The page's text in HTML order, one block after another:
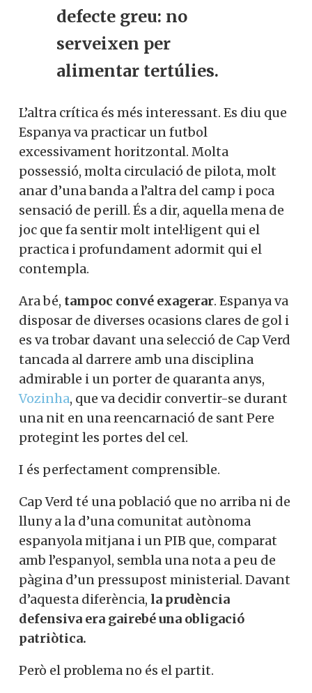
defecte greu: no
serveixen per
alimentar tertúlies.
L’altra crítica és més interessant. Es diu que
Espanya va practicar un futbol
excessivament horitzontal. Molta
possessió, molta circulació de pilota, molt
anar d’una banda a l’altra del camp i poca
sensació de perill. És a dir, aquella mena de
joc que fa sentir molt intel·ligent qui el
practica i profundament adormit qui el
contempla.
Ara bé, tampoc convé exagerar. Espanya va
disposar de diverses ocasions clares de gol i
es va trobar davant una selecció de Cap Verd
tancada al darrere amb una disciplina
admirable i un porter de quaranta anys,
Vozinha, que va decidir convertir-se durant
una nit en una reencarnació de sant Pere
protegint les portes del cel.
I és perfectament comprensible.
Cap Verd té una població que no arriba ni de
lluny a la d’una comunitat autònoma
espanyola mitjana i un PIB que, comparat
amb l’espanyol, sembla una nota a peu de
pàgina d’un pressupost ministerial. Davant
d’aquesta diferència, la prudència
defensiva era gairebé una obligació
patriòtica.
Però el problema no és el partit.